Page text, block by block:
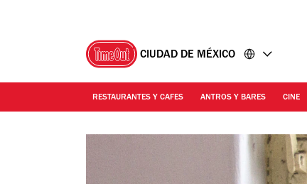
CIUDAD DE MÉXICO
RESTAURANTES Y CAFES ANTROS Y BARES CINE